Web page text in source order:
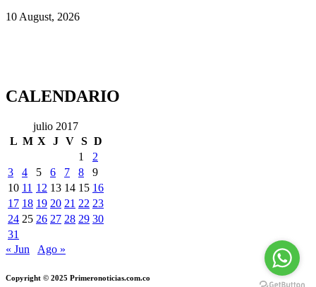
10 August, 2026
CALENDARIO
julio 2017
L M X J V S D
1
2
3
4 5 6 7 8
9
10 11 12 13 14 15 16
17 18 19 20 21 22 23
24 25 26 27 28 29 30
31
« Jun
Ago »
Copyright © 2025 Primeronoticias.com.co